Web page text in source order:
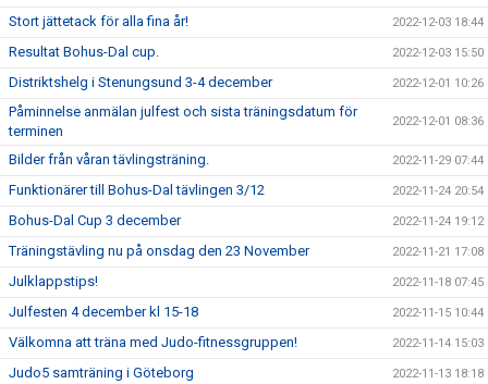
Stort jättetack för alla fina år! 2022-12-03 18:44
Resultat Bohus-Dal cup. 2022-12-03 15:50
Distriktshelg i Stenungsund 3-4 december 2022-12-01 10:26
Påminnelse anmälan julfest och sista träningsdatum för
terminen
2022-12-01 08:36
Bilder från våran tävlingsträning. 2022-11-29 07:44
Funktionärer till Bohus-Dal tävlingen 3/12 2022-11-24 20:54
Bohus-Dal Cup 3 december 2022-11-24 19:12
Träningstävling nu på onsdag den 23 November 2022-11-21 17:08
Julklappstips! 2022-11-18 07:45
Julfesten 4 december kl 15-18 2022-11-15 10:44
Välkomna att träna med Judo-fitnessgruppen! 2022-11-14 15:03
Judo5 samträning i Göteborg 2022-11-13 18:18